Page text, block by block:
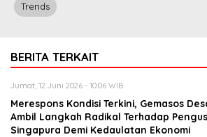
Trends
BERITA TERKAIT
Jumat, 12 Juni 2026 - 10:06 WIB
Merespons Kondisi Terkini, Gemasos
Ambil Langkah Radikal Terhadap
Singapura Demi Kedaulatan Ekonomi